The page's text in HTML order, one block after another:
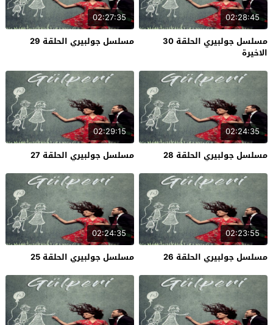
02:28:45
مسلسل جولبيري الحلقة 30
الاخيرة
02:27:35
مسلسل جولبيري الحلقة 29
02:24:35
مسلسل جولبيري الحلقة 28
02:29:15
مسلسل جولبيري الحلقة 27
02:23:55
مسلسل جولبيري الحلقة 26
02:24:35
مسلسل جولبيري الحلقة 25